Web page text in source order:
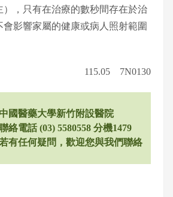
），只有在治療的數秒間存在於治
影響家屬的健康或病人照射範圍
115.05 7N0130
中國醫藥大學新竹附設醫院
絡電話 (03) 5580558 分機1479
有任何疑問，歡迎您與我們聯絡